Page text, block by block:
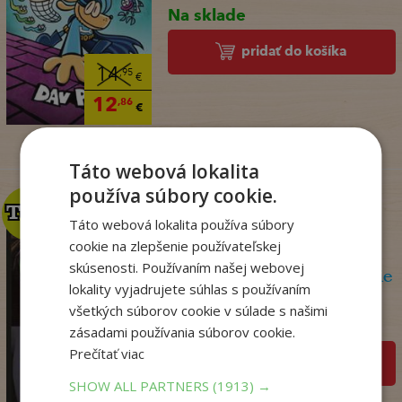
14,95€
12,86€
Na sklade
pridať do košíka
14,90€
TOP
TOP
Olej a mramor, 2. vydanie
Storeyová Stephanie
Na sklade
Táto webová lokalita
používa súbory cookie.
Táto webová lokalita používa súbory
cookie na zlepšenie používateľskej
skúsenosti. Používaním našej webovej
lokality vyjadrujete súhlas s používaním
všetkých súborov cookie v súlade s našimi
zásadami používania súborov cookie.
Prečítať viac
SHOW ALL PARTNERS(1913) →